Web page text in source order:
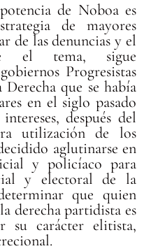
de Noboa es
de mayores
de las denuncias y el
el tema, sigue
Progresistas
que se había
en el siglo pasado
después del
utilización de los
aglutinarse en
y policíaco para
y electoral de la
que quien
derecha partidista es
su carácter elitista,